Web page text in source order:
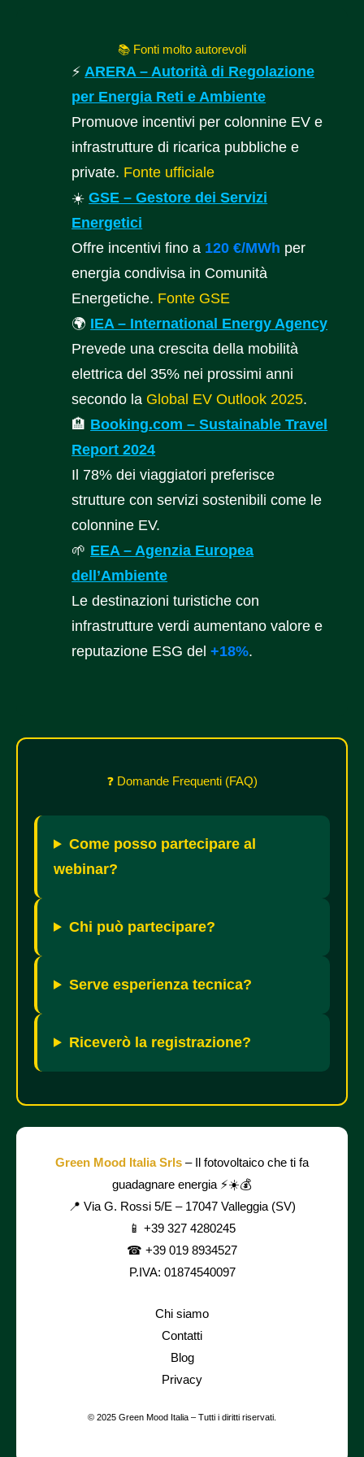
📚 Fonti molto autorevoli
⚡ARERA – Autorità di Regolazione
per Energia Reti e Ambiente
Promuove incentivi per colonnine EV e
infrastrutture di ricarica pubbliche e
private. Fonte ufficiale
☀️GSE – Gestore dei Servizi
Energetici
Offre incentivi fino a 120 €/MWh per
energia condivisa in Comunità
Energetiche. Fonte GSE
🌍 IEA – International Energy Agency
Prevede una crescita della mobilità
elettrica del 35% nei prossimi anni
secondo la Global EV Outlook 2025.
🏨 Booking.com – Sustainable Travel
Report 2024
Il 78% dei viaggiatori preferisce
strutture con servizi sostenibili come le
colonnine EV.
🌱 EEA – Agenzia Europea
dell’Ambiente
Le destinazioni turistiche con
infrastrutture verdi aumentano valore e
reputazione ESG del+18%.
❓ Domande Frequenti (FAQ)
Come posso partecipare al
webinar?
Chi può partecipare?
Serve esperienza tecnica?
Riceverò la registrazione?
Green Mood Italia Srls – Il fotovoltaico che ti fa
guadagnare energia ⚡☀️💰
📍 Via G. Rossi 5/E – 17047 Valleggia (SV)
📱 +39 327 4280245
☎ +39 019 8934527
P.IVA: 01874540097
Chi siamo
Contatti
Blog
Privacy
© 2025 Green Mood Italia – Tutti i diritti riservati.